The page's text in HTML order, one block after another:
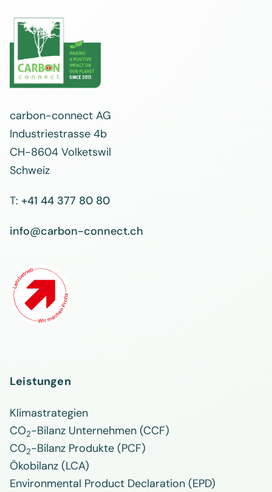
carbon-connect AG
Industriestrasse 4b
CH-8604 Volketswil
Schweiz
T: +41 44 377 80 80
info@carbon-connect.ch
Leistungen
Klimastrategien
CO2-Bilanz Unternehmen (CCF)
CO2-Bilanz Produkte (PCF)
Ökobilanz (LCA)
Environmental Product Declaration (EPD)